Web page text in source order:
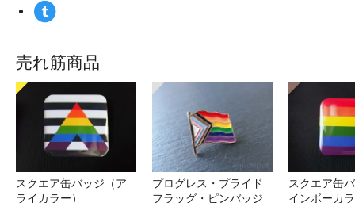
売れ筋商品
スクエア缶バッジ（ア
ライカラー）
プログレス・プライド
フラッグ・ピンバッジ
スクエア缶
インボーカ